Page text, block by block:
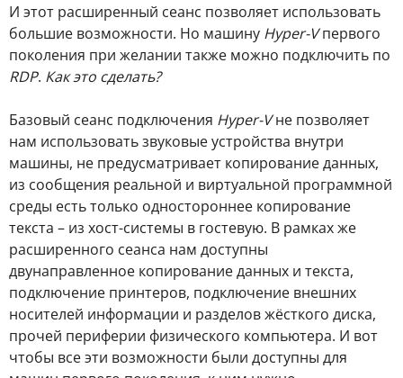
И этот расширенный сеанс позволяет использовать
большие возможности. Но машину Hyper-Vпервого
поколения при желании также можно подключить по
RDP. Как это сделать?
Базовый сеанс подключения Hyper-Vне позволяет
нам использовать звуковые устройства внутри
машины, не предусматривает копирование данных,
из сообщения реальной и виртуальной программной
среды есть только одностороннее копирование
текста – из хост-системы в гостевую. В рамках же
расширенного сеанса нам доступны
двунаправленное копирование данных и текста,
подключение принтеров, подключение внешних
носителей информации и разделов жёсткого диска,
прочей периферии физического компьютера. И вот
чтобы все эти возможности были доступны для